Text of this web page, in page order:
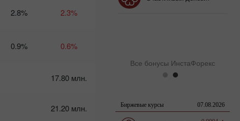
на 12-13 марта:
подвох
на 10-11
2.8% 2.3%
0.9% 0.6%
17.80 млн.
21.20 млн.
Все бонусы ИнстаФорекс